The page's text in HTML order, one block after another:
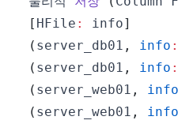
[ HFile : info]
( server_db01 , info :
( server_db01 , info :
( server_web01 , info
( server_web01 , info